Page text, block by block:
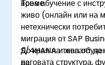
време.
Това обучение с
живо (онлайн или на
нетехнически
миграция от SAP
S/4HANA и желаят да
неговата структура,
До края на това
да: